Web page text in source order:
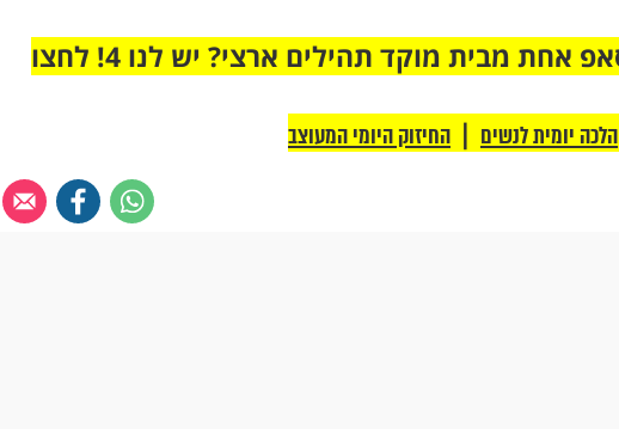
מחוברים רק לקבוצת ווטסאפ אחת מבית מוקד תהילים ארצי? יש לנו 4! לחצו
הלכה יומית לנשים | החיזוק היומי המעוצב